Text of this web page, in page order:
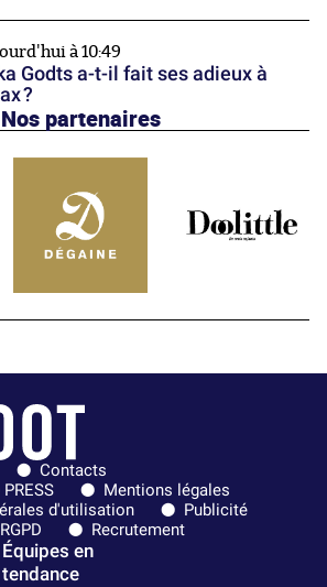
à 10:49
Godts a-t-il fait ses adieux à
?
Nos partenaires
Contacts
Mentions légales
d'utilisation
Publicité
Recrutement
Équipes en
tendance